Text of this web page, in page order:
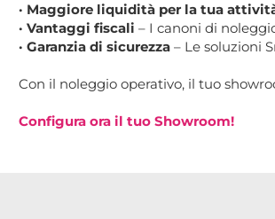
· Maggiore liquidità per la tua
· Vantaggi fiscali – I canoni di
· Garanzia di sicurezza – Le soluzioni
Con il noleggio operativo, il tuo
Configura ora il tuo Showroom!